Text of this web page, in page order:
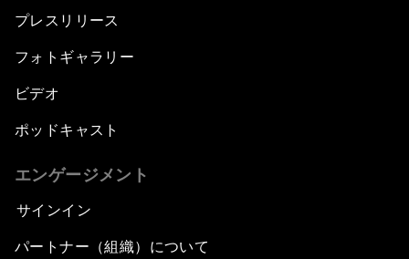
プレスリリース
フォトギャラリー
ビデオ
ポッドキャスト
エンゲージメント
サインイン
パートナー（組織）について